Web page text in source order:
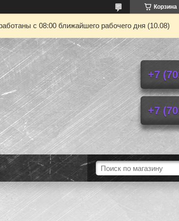
Корзина
с 08:00 ближайшего рабочего дня (10.08)
+7
+7